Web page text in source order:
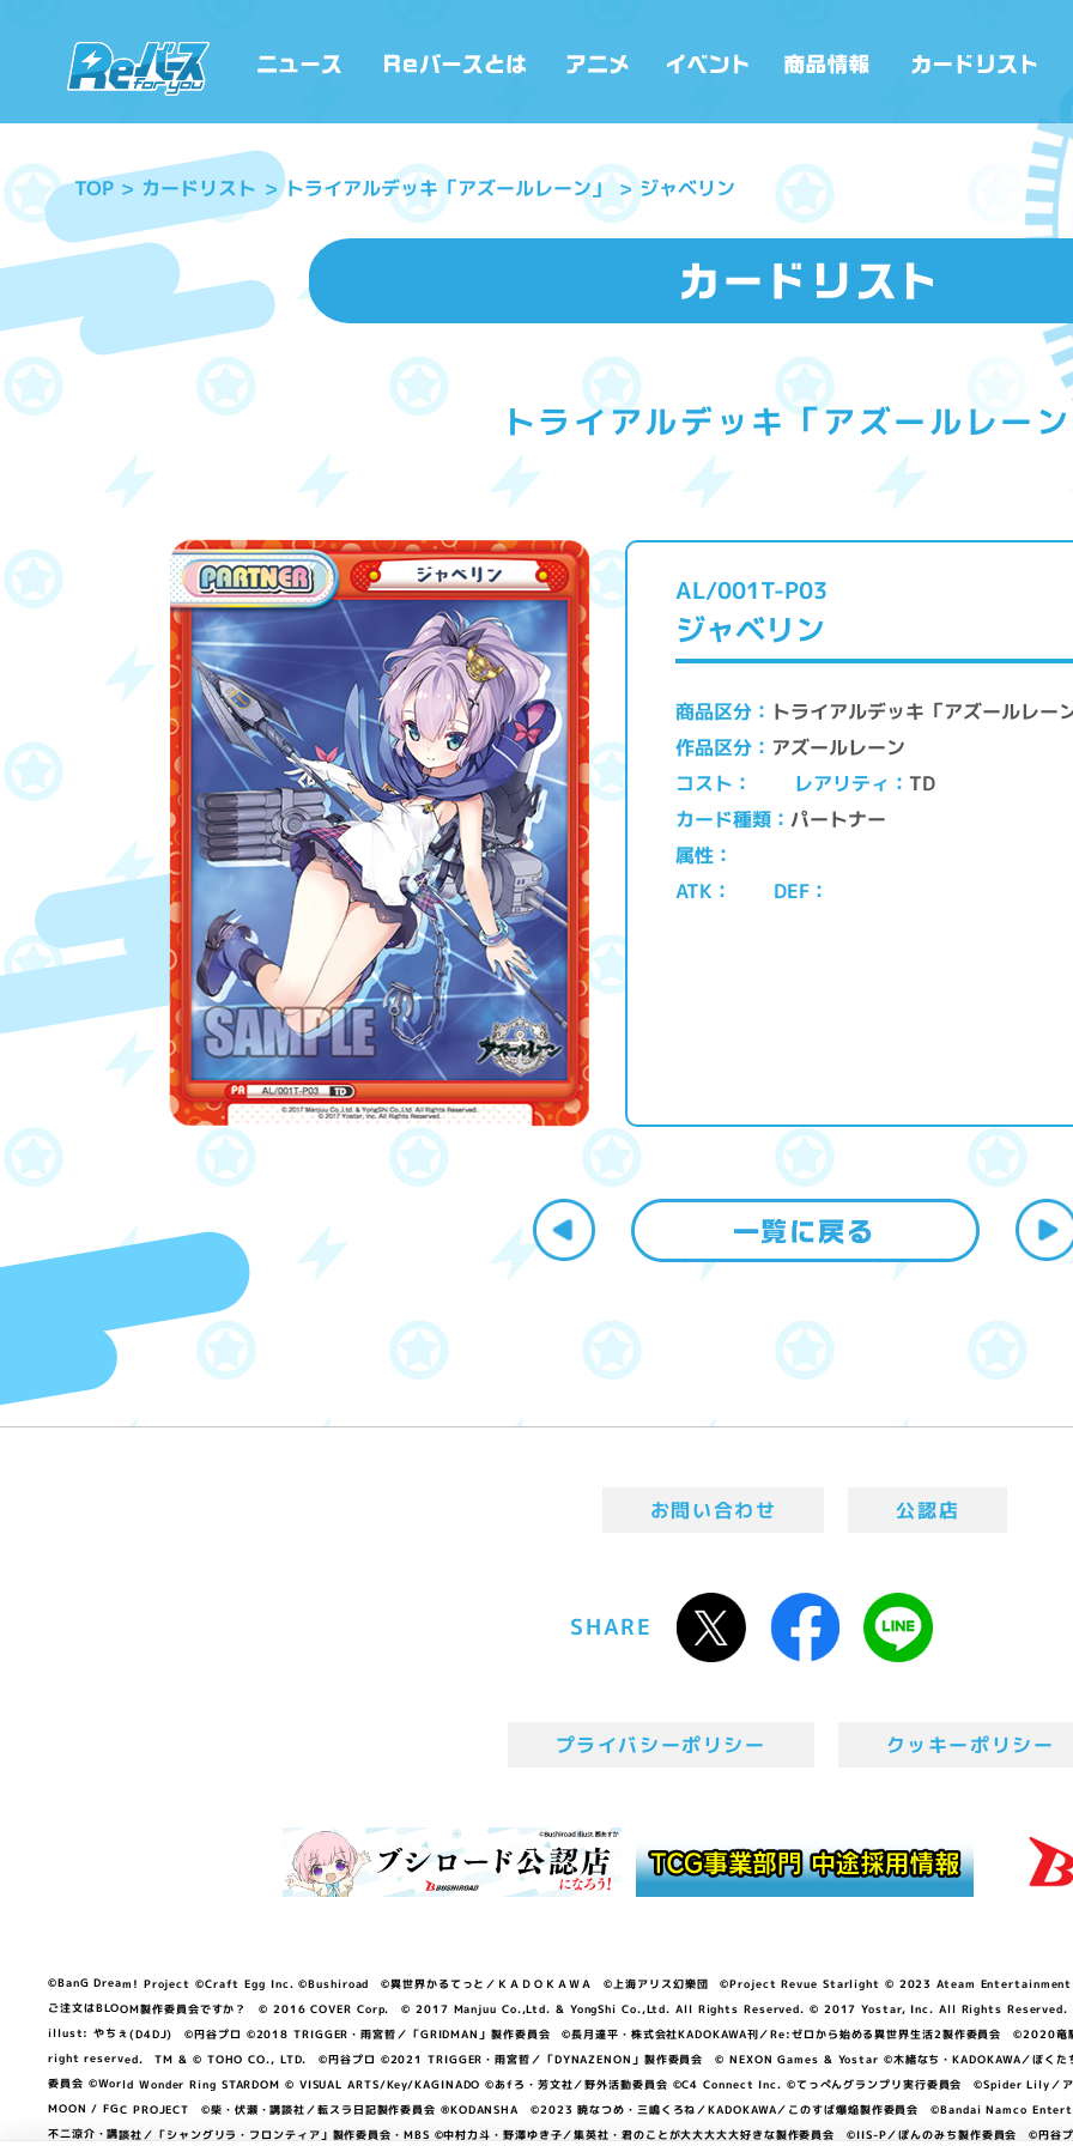
TOP カードリスト トライアルデッキ「アズールレーン」 ジャベリン
トライアルデッキ「アズールレー
AL/001T-P03
ジャベリン
商品区分 トライアルデッキ「アズールレー
作品区分 アズールレーン
コスト レアリティ TD
カード種類 パートナー
属性
ATK DEF
お問い合わせ 公認店
SHARE
プライバシーポリシー クッキーポリシー
©BanG Dream! Project ©Craft Egg Inc. ©Bushiroad ©異世界かるてっと／ＫＡＤＯＫＡＷＡ ©上海アリス幻樂団 ©Project Revue Starlight © 2023 Ateam
ご注文はBLOOM製作委員会ですか？ © 2016 COVER Corp. © 2017 Manjuu Co.,Ltd. & YongShi Co.,Ltd. All Rights Reserved. © 2017 Yostar, Inc. All Rights
illust: やちぇ(D4DJ) ©円谷プロ ©2018 TRIGGER・雨宮哲／「GRIDMAN」製作委員会 ©長月達平・株式会社KADOKAWA刊／Re:ゼロから始める異世界生活2製作委員会 ©2020竜
right reserved. TM & © TOHO CO., LTD. ©円谷プロ ©2021 TRIGGER・雨宮哲／「DYNAZENON」製作委員会 © NEXON Games & Yostar ©木緒なち・KADOKAWA／ぼくたち
委員会 ©World Wonder Ring STARDOM © VISUAL ARTS/Key/KAGINADO ©あfろ・芳文社／野外活動委員会 ©C4 Connect Inc. ©てっぺんグランプリ実行委員会 ©Spider Lily／
MOON / FGC PROJECT ©柴・伏瀬・講談社／転スラ日記製作委員会 ®KODANSHA ©2023 暁なつめ・三嶋くろね／KADOKAWA／このすば爆焔製作委員会 ©Bandai
不二涼介・講談社／「シャングリラ・フロンティア」製作委員会・MBS ©中村力斗・野澤ゆき子／集英社・君のことが大大大大大好きな製作委員会 ©IIS-P／ぽんのみち製作委員会 ©円